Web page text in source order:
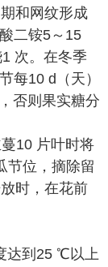
和网纹形成
二铵5～15
次。在冬季
每10 d（天）
否则果实糖分
10 片叶时将
节位，摘除留
时，在花前
达到25 ℃以上